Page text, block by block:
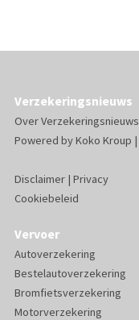
Verzekeringsnieuws
Over Verzekeringsnieuws
Powered byKoko Kroup |
Disclaimer| Privacy
Cookiebeleid
Vervoer
Autoverzekering
Bestelautoverzekering
Bromfietsverzekering
Motorverzekering